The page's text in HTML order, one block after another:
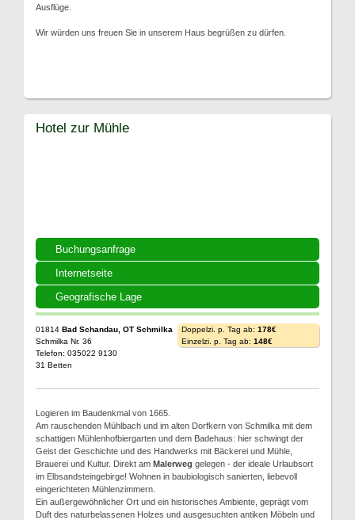
Ausflüge.
Wir würden uns freuen Sie in unserem Haus begrüßen zu dürfen.
Buchungsanfrage
Internetseite
Geografische Lage
Hotel zur Mühle
01814 Bad Schandau, OT Schmilka
Schmilka Nr. 36
Telefon: 035022 9130
31 Betten
Doppelzi. p. Tag ab: 178€
Einzelzi. p. Tag ab: 148€
Logieren im Baudenkmal von 1665.
Am rauschenden Mühlbach und im alten Dorfkern von Schmilka mit dem
schattigen Mühlenhofbiergarten und dem Badehaus: hier schwingt der
Geist der Geschichte und des Handwerks mit Bäckerei und Mühle,
Brauerei und Kultur. Direkt am Malerweg gelegen - der ideale Urlaubsort
im Elbsandsteingebirge! Wohnen in baubiologisch sanierten, liebevoll
eingerichteten Mühlenzimmern.
Ein außergewöhnlicher Ort und ein historisches Ambiente, geprägt vom
Duft des naturbelassenen Holzes und ausgesuchten antiken Möbeln und